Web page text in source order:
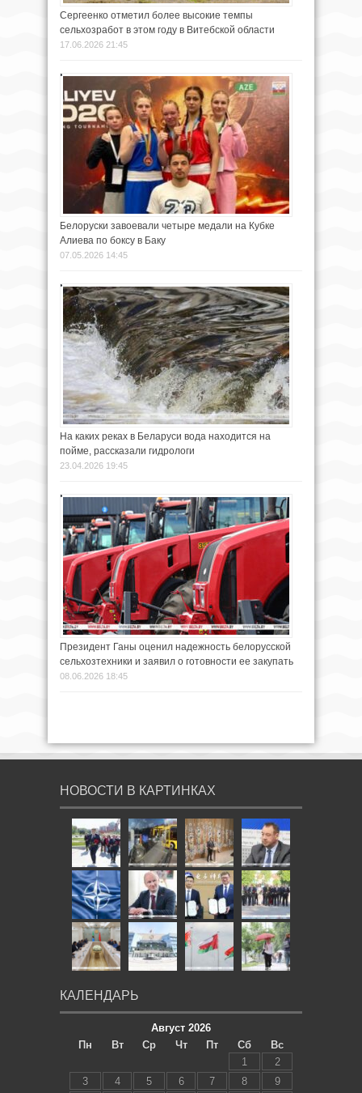
Сергеенко отметил более высокие темпы
сельхозработ в этом году в Витебской области
17.06.2026 21:45
Белоруски завоевали четыре медали на Кубке
Алиева по боксу в Баку
07.05.2026 14:45
На каких реках в Беларуси вода находится на
пойме, рассказали гидрологи
23.04.2026 19:45
Президент Ганы оценил надежность белорусской
сельхозтехники и заявил о готовности ее закупать
08.06.2026 18:45
НОВОСТИ В КАРТИНКАХ
КАЛЕНДАРЬ
Август 2026
Пн
Вт Ср Чт Пт Сб
Вс
1
2
3
4 5 6 7 8
9